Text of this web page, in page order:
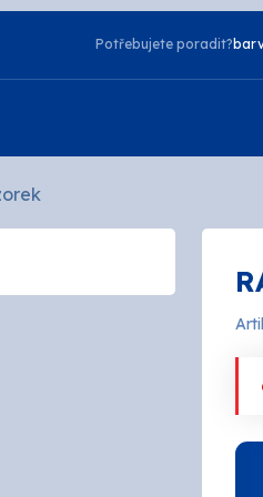
Potřebujete poradit?
Laky
Silikonové